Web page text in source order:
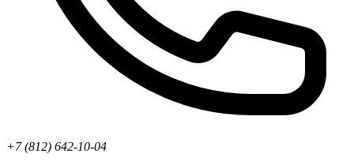
+7 (812) 642-10-04